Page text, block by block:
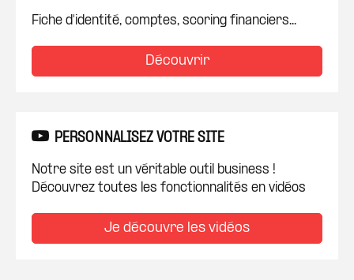
Fiche d'identité, comptes, scoring financiers...
Découvrir
PERSONNALISEZ VOTRE SITE
Notre site est un véritable outil business !
Découvrez toutes les fonctionnalités en vidéos
Je découvre les vidéos